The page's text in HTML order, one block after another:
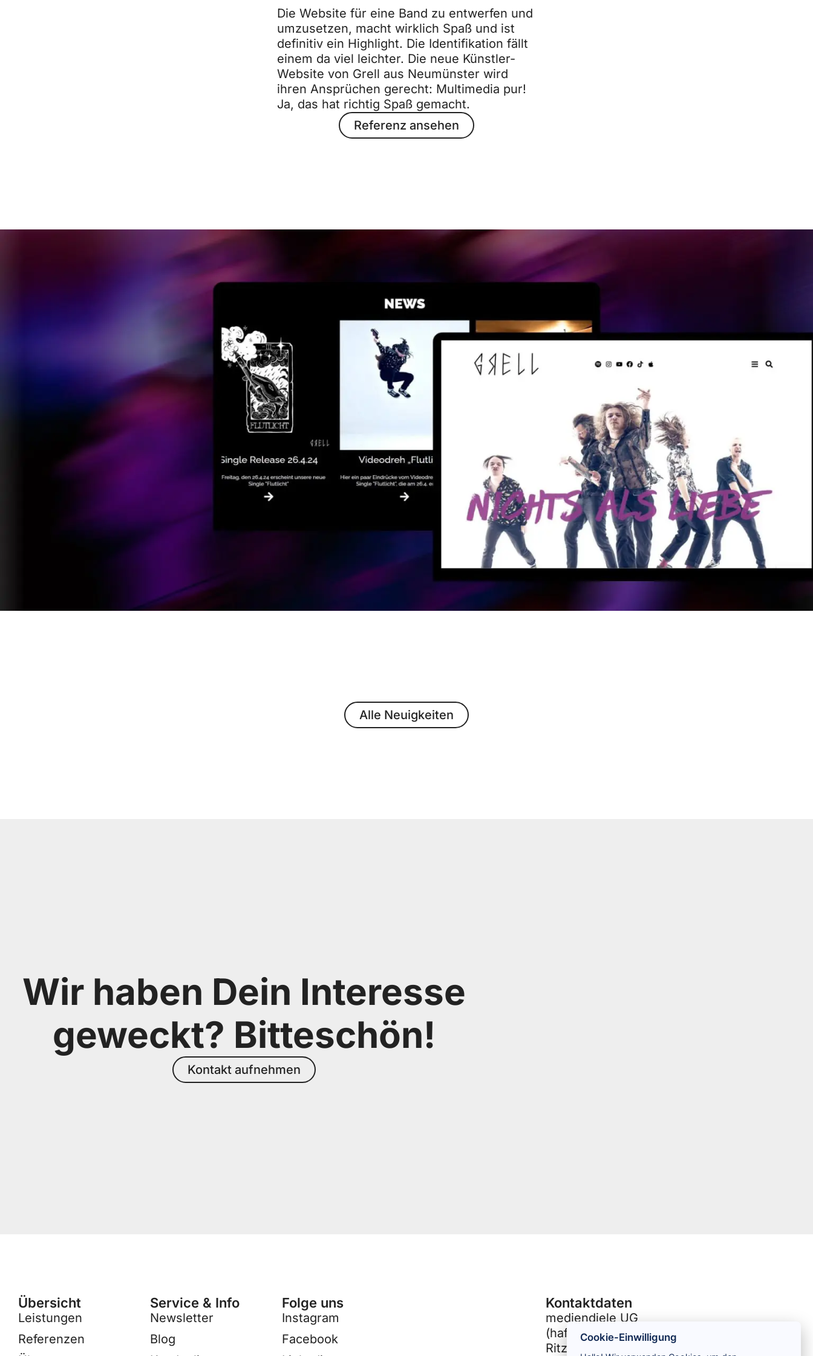
Die Website für eine Band zu entwerfen und
umzusetzen, macht wirklich Spaß und ist
definitiv ein Highlight. Die Identifikation fällt
einem da viel leichter. Die neue Künstler-
Website von Grell aus Neumünster wird
ihren Ansprüchen gerecht: Multimedia pur!
Ja, das hat richtig Spaß gemacht.
Referenz ansehen
Alle Neuigkeiten
Wir haben Dein Interesse
geweckt? Bitteschön!
Kontakt aufnehmen
Übersicht
Leistungen
Referenzen
Service & Info
Newsletter
Blog
Folge uns
Instagram
Facebook
Kontaktdaten
mediendiele UG
(haftungsbeschränkt) & Co KG
Ritzebeker Weg 23,
Cookie-Einwilligung